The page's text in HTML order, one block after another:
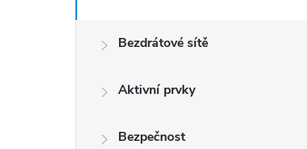
Bezdrátové sítě
Aktivní prvky
Bezpečnost